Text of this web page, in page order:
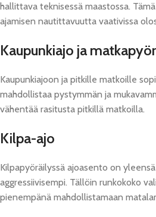
hallittava teknisessä maastossa.
ajamisen nautittavuutta vaativissa
Kaupunkiajo ja
Kaupunkiajoon ja pitkille matkoille
mahdollistaa pystymmän ja
vähentää rasitusta pitkillä matkoilla.
Kilpa-ajo
Kilpapyöräilyssä ajoasento on
aggressiivisempi. Tällöin runkokoko
pienempänä mahdollistamaan